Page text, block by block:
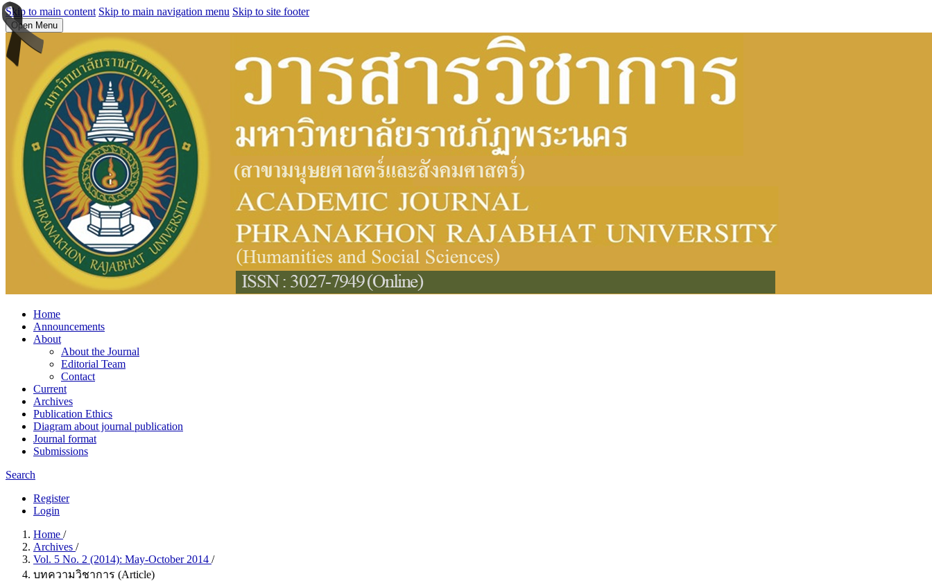
Skip to main content Skip to main navigation menu Skip to site footer
Open Menu
Home
Announcements
About
About the Journal
Editorial Team
Contact
Current
Archives
Publication Ethics
Diagram about journal publication
Journal format
Submissions
Search
Register
Login
Home /
Archives /
Vol. 5 No. 2 (2014): May-October 2014 /
บทความวิชาการ (Article)